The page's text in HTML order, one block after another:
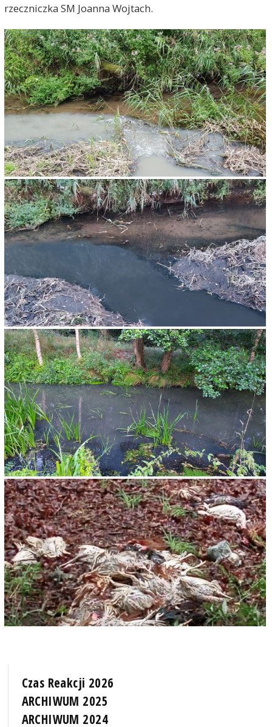
rzeczniczka SM Joanna Wojtach.
Czas Reakcji 2026
ARCHIWUM 2025
ARCHIWUM 2024